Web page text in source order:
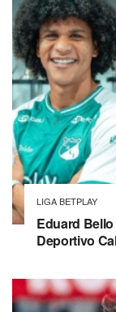
LIGA BETPLAY
Eduard
Deportivo